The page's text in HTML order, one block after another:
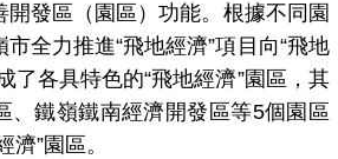
開發區（園區）功能。根據不同園
全力推進“飛地經濟”項目向“飛地
了各具特色的“飛地經濟”園區，其
、鐵嶺鐵南經濟開發區等5個園區
濟”園區。